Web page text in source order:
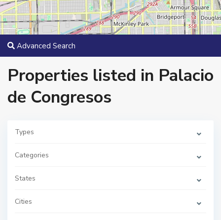
Advanced Search
Properties listed in Palacio
de Congresos
Types
Categories
States
Cities